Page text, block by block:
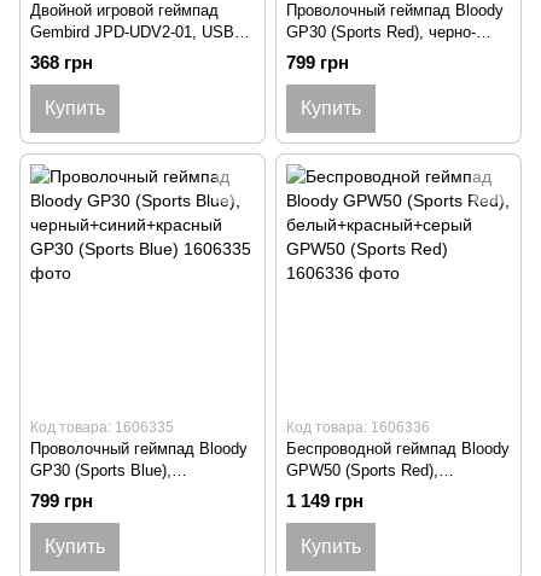
Двойной игровой геймпад
Gembird JPD-UDV2-01, USB
интерфейс, вибрация, черный
цвет JPD-UDV2-01
368 грн
Купить
Проволочный геймпад Bloody
GP30 (Sports Red), черно-
красный GP30 (Sports Red)
799 грн
Купить
Код товара: 1606335
Проволочный геймпад Bloody
GP30 (Sports Blue),
черный+синий+красный GP30
(Sports Blue)
799 грн
Купить
Код товара: 1606336
Беспроводной геймпад Bloody
GPW50 (Sports Red),
белый+красный+серый
GPW50 (Sports Red)
1 149 грн
Купить